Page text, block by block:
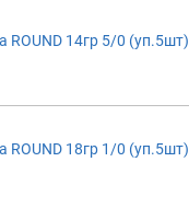
ROUND 14гр 5/0 (уп.5шт)
ROUND 18гр 1/0 (уп.5шт)